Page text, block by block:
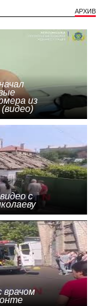
АРХИВ
из
с
врачом